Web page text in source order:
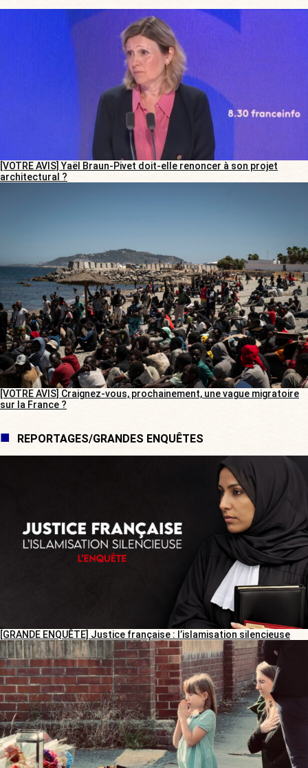
[VOTRE AVIS] Yaël Braun-Pivet doit-elle renoncer à son projet
architectural ?
[VOTRE AVIS] Craignez-vous, prochainement, une vague migratoire
sur la France ?
REPORTAGES/GRANDES ENQUÊTES
[GRANDE ENQUÊTE] Justice française : l’islamisation silencieuse